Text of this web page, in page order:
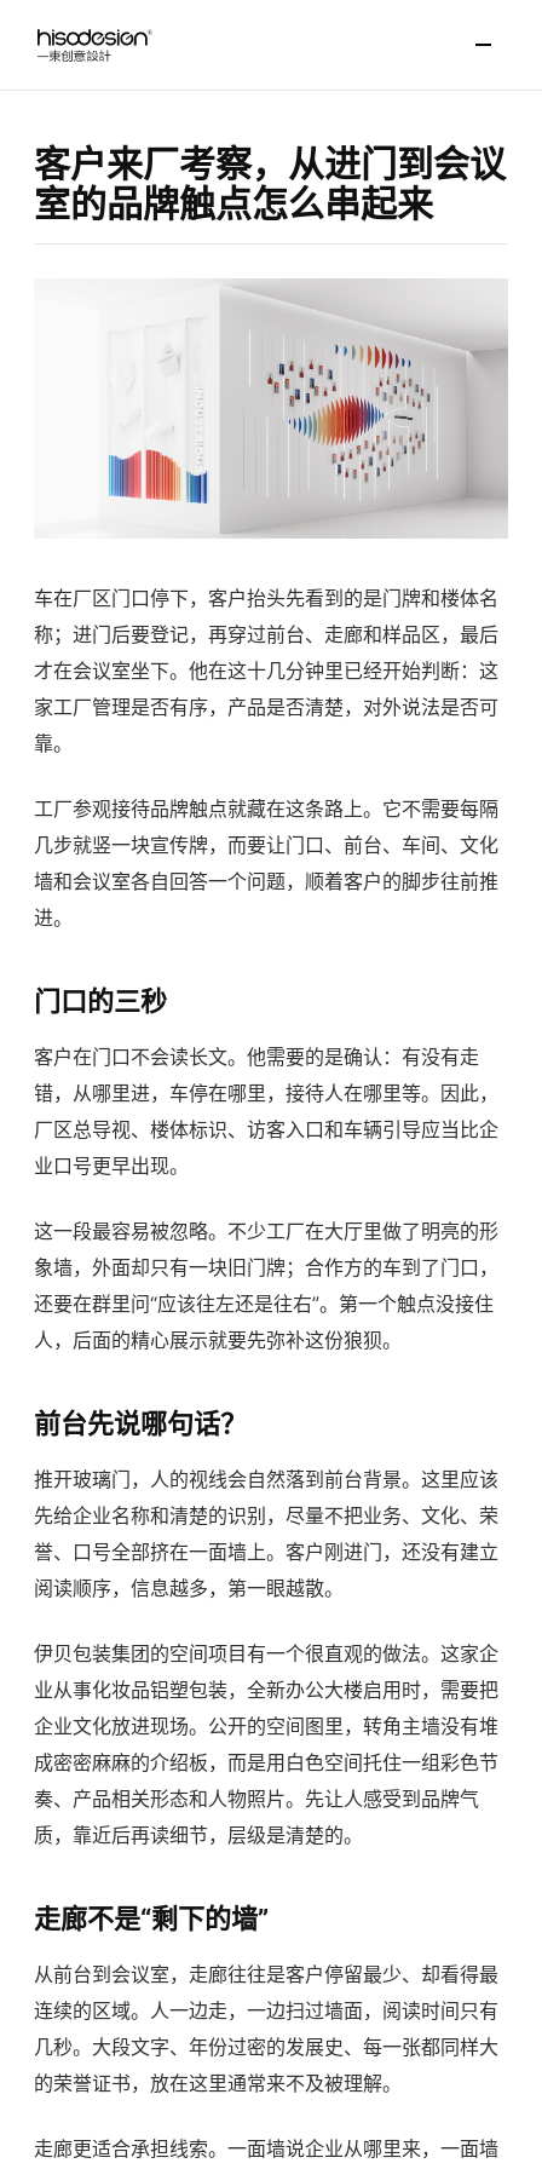
客户来厂考察，从进门到会议
室的品牌触点怎么串起来
车在厂区门口停下，客户抬头先看到的是门牌和楼体名
称；进门后要登记，再穿过前台、走廊和样品区，最后
才在会议室坐下。他在这十几分钟里已经开始判断：这
家工厂管理是否有序，产品是否清楚，对外说法是否可
靠。
工厂参观接待品牌触点就藏在这条路上。它不需要每隔
几步就竖一块宣传牌，而要让门口、前台、车间、文化
墙和会议室各自回答一个问题，顺着客户的脚步往前推
进。
门口的三秒
客户在门口不会读长文。他需要的是确认：有没有走
错，从哪里进，车停在哪里，接待人在哪里等。因此，
厂区总导视、楼体标识、访客入口和车辆引导应当比企
业口号更早出现。
这一段最容易被忽略。不少工厂在大厅里做了明亮的形
象墙，外面却只有一块旧门牌；合作方的车到了门口，
还要在群里问“应该往左还是往右”。第一个触点没接住
人，后面的精心展示就要先弥补这份狼狈。
前台先说哪句话？
推开玻璃门，人的视线会自然落到前台背景。这里应该
先给企业名称和清楚的识别，尽量不把业务、文化、荣
誉、口号全部挤在一面墙上。客户刚进门，还没有建立
阅读顺序，信息越多，第一眼越散。
伊贝包装集团的空间项目有一个很直观的做法。这家企
业从事化妆品铝塑包装，全新办公大楼启用时，需要把
企业文化放进现场。公开的空间图里，转角主墙没有堆
成密密麻麻的介绍板，而是用白色空间托住一组彩色节
奏、产品相关形态和人物照片。先让人感受到品牌气
质，靠近后再读细节，层级是清楚的。
走廊不是“剩下的墙”
从前台到会议室，走廊往往是客户停留最少、却看得最
连续的区域。人一边走，一边扫过墙面，阅读时间只有
几秒。大段文字、年份过密的发展史、每一张都同样大
的荣誉证书，放在这里通常来不及被理解。
走廊更适合承担线索。一面墙说企业从哪里来，一面墙